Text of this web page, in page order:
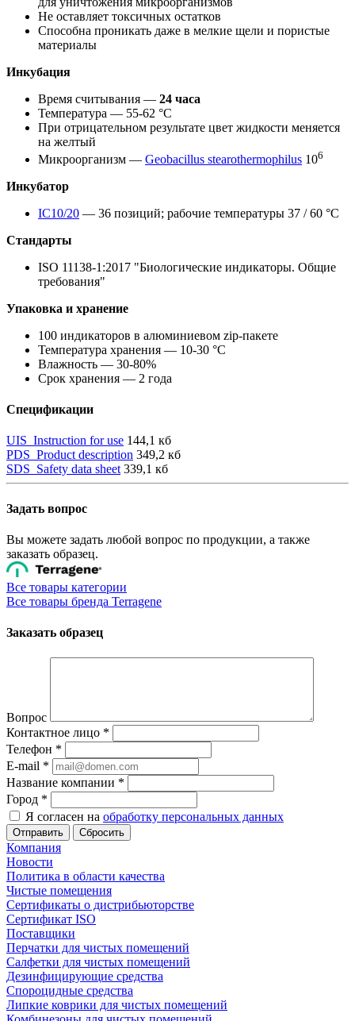
Не оставляет токсичных остатков
Способна проникать даже в мелкие щели и пористые
материалы
Инкубация
Время считывания — 24 часа
Температура — 55-62 °С
При отрицательном результате цвет жидкости меняется
на желтый
Микроорганизм — Geobacillus stearothermophilus 106
Инкубатор
IC10/20 — 36 позиций; рабочие температуры 37 / 60 °C
Стандарты
ISO 11138-1:2017 "Биологические индикаторы. Общие
требования"
Упаковка и хранение
100 индикаторов в алюминиевом zip-пакете
Температура хранения — 10-30 °С
Влажность — 30-80%
Срок хранения — 2 года
Спецификации
UIS_Instruction for use 144,1 кб
PDS_Product description 349,2 кб
SDS_Safety data sheet 339,1 кб
Задать вопрос
Вы можете задать любой вопрос по продукции, а также
заказать образец.
Все товары категории
Все товары бренда Terragene
Заказать образец
Вопрос
Контактное лицо *
Телефон *
E-mail *
Название компании *
Город *
Я согласен на обработку персональных данных
Сбросить
Компания
Новости
Политика в области качества
Чистые помещения
Сертификаты о дистрибьюторстве
Сертификат ISO
Поставщики
Перчатки для чистых помещений
Салфетки для чистых помещений
Дезинфицирующие средства
Спороцидные средства
Липкие коврики для чистых помещений